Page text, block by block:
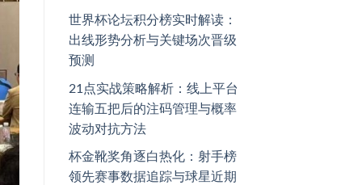
世界杯论坛积分榜实时解读：
出线形势分析与关键场次晋级
预测
21点实战策略解析：线上平台
连输五把后的注码管理与概率
波动对抗方法
杯金靴奖角逐白热化：射手榜
领先赛事数据追踪与球星近期